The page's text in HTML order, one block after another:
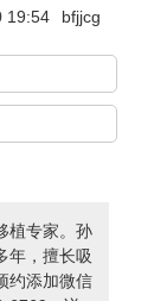
19:54 bfjjcg
植专家。孙
年，擅长吸
约添加微信